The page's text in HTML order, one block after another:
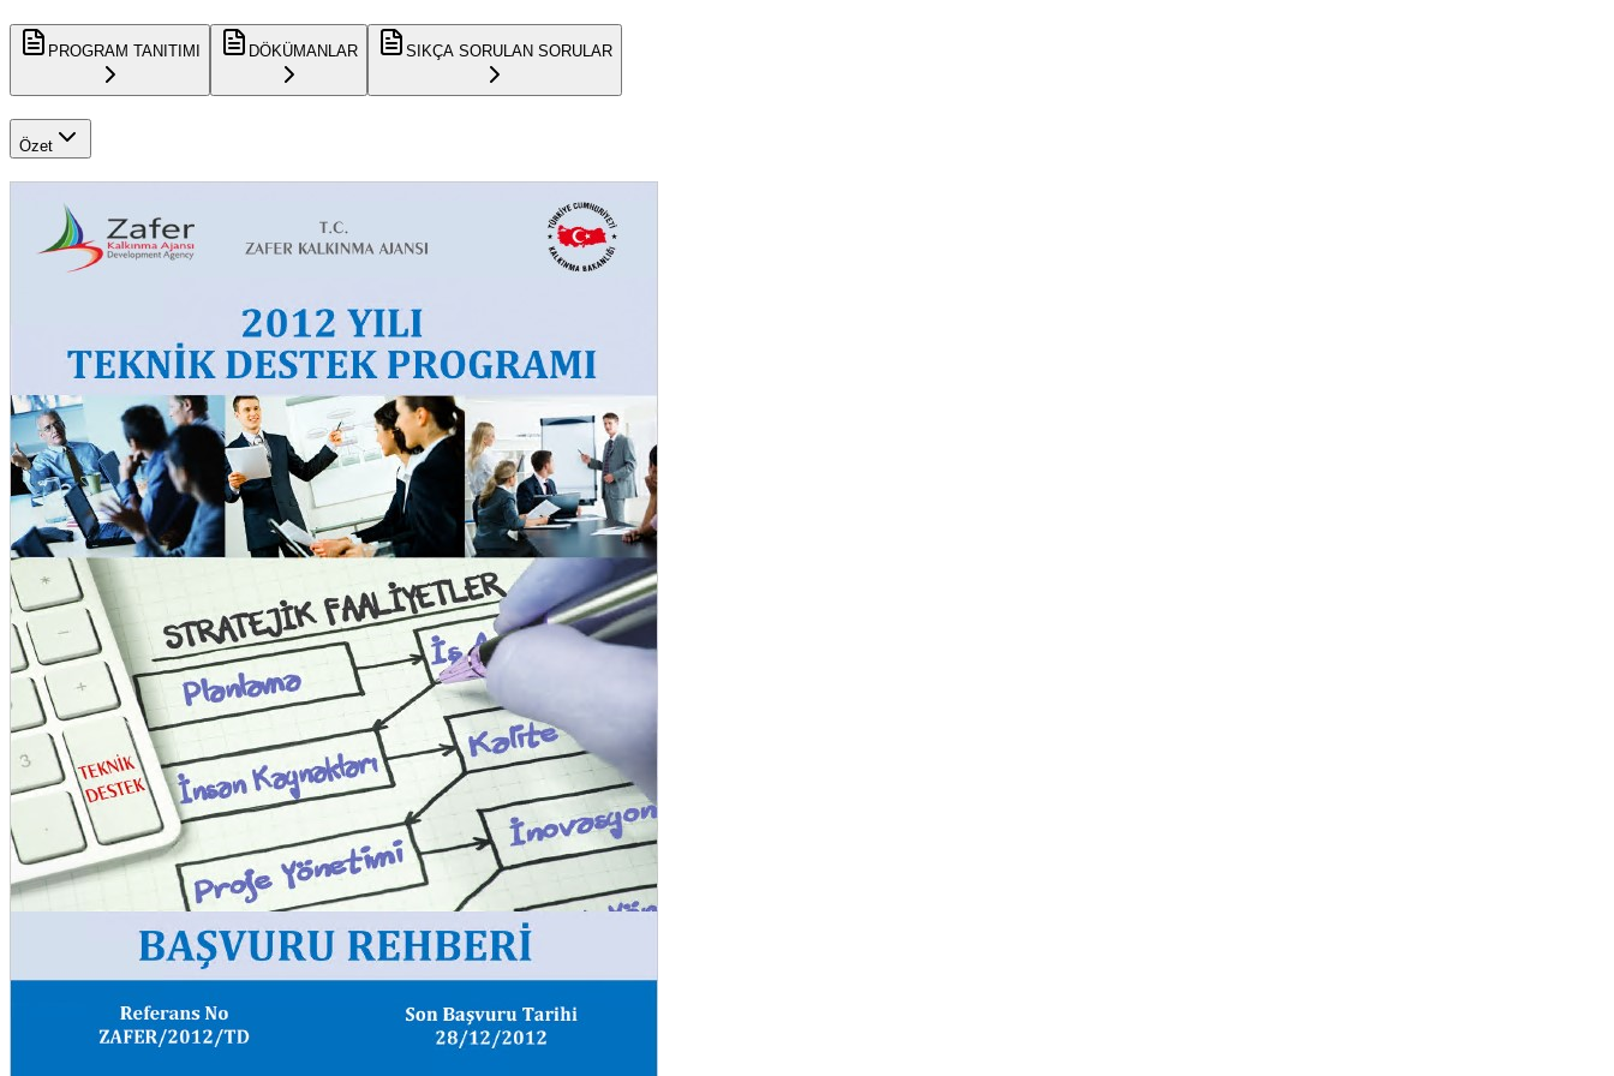
PROGRAM TANITIMI DÖKÜMANLAR SIKÇA SORULAN SORULAR
Özet